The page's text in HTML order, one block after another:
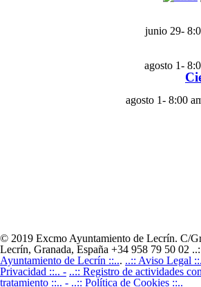
junio 29-
agosto 1-
agosto 1- 8:00
© 2019 Excmo Ayuntamiento de Lecrín. C/
Lecrín, Granada, España +34 958 79 50 02
Ayuntamiento de Lecrín ::... ..:: Aviso Legal
Privacidad ::.. - ..:: Registro de actividades
tratamiento ::.. - ..:: Política de Cookies ::..